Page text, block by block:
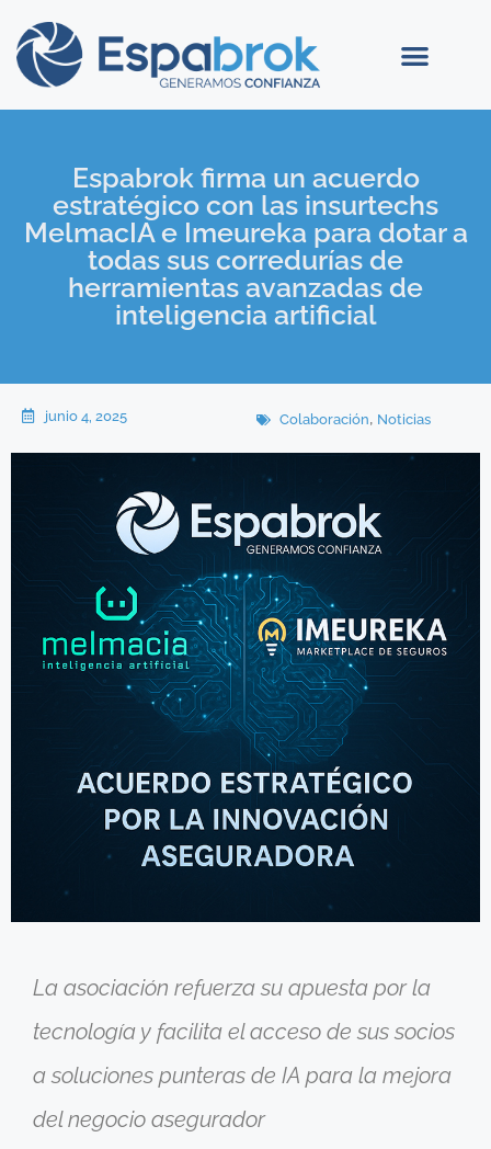
Espabrok firma un acuerdo
estratégico con las insurtechs
MelmacIA e Imeureka para dotar a
todas sus corredurías de
herramientas avanzadas de
inteligencia artificial
junio 4, 2025 Colaboración, Noticias
La asociación refuerza su apuesta por la
tecnología y facilita el acceso de sus socios
a soluciones punteras de IA para la mejora
del negocio asegurador